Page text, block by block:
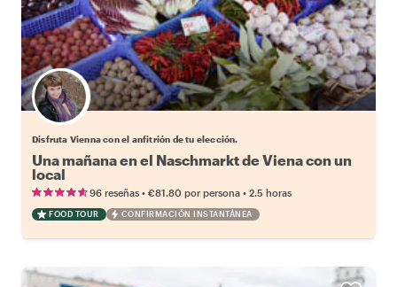
Elige tu local favorito
Disfruta Vienna con el anfitrión de tu elección.
Una mañana en el Naschmarkt de Viena con un
local
96 reseñas • €81.80 por persona • 2.5 horas
FOOD TOUR CONFIRMACIÓN INSTANTÁNEA